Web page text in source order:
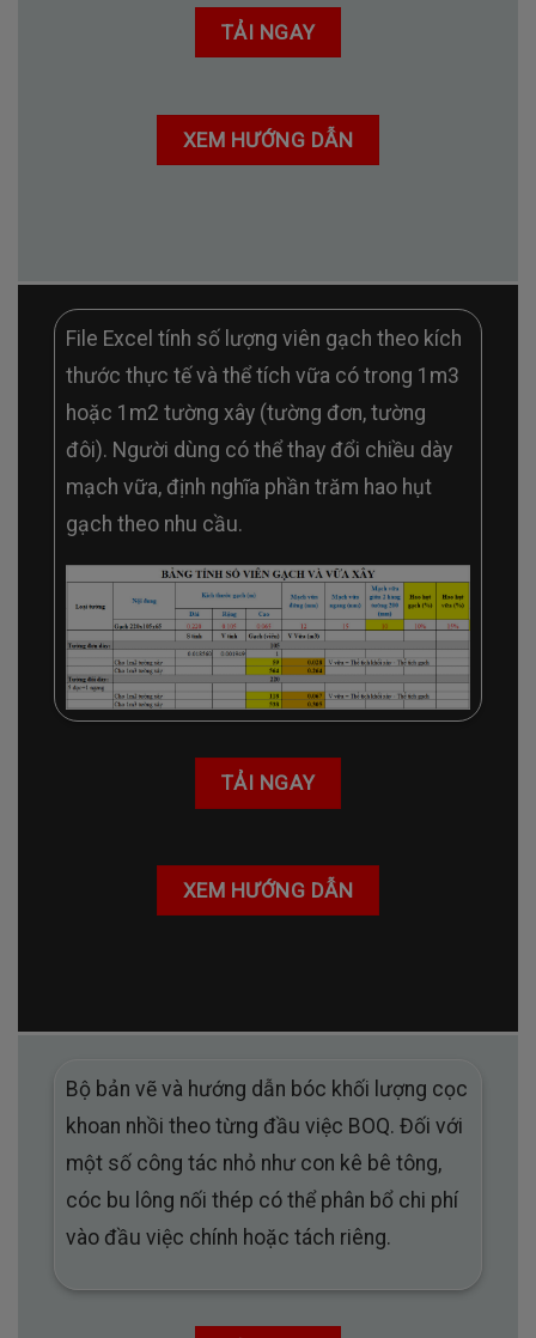
TẢI NGAY
XEM HƯỚNG DẪN
File Excel tính số lượng viên gạch theo kích
thước thực tế và thể tích vữa có trong 1m3
hoặc 1m2 tường xây (tường đơn, tường
đôi). Người dùng có thể thay đổi chiều dày
mạch vữa, định nghĩa phần trăm hao hụt
gạch theo nhu cầu.
TẢI NGAY
XEM HƯỚNG DẪN
Bộ bản vẽ và hướng dẫn bóc khối lượng cọc
khoan nhồi theo từng đầu việc BOQ. Đối với
một số công tác nhỏ như con kê bê tông,
cóc bu lông nối thép có thể phân bổ chi phí
vào đầu việc chính hoặc tách riêng.